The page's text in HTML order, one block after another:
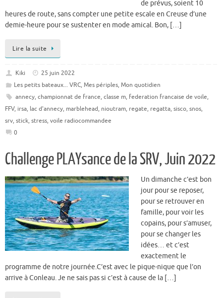
de prévus, soient 10
heures de route, sans compter une petite escale en Creuse d’une
demie-heure pour se sustenter en mode amical. Bon, […]
Lire la suite
Kiki
25 juin 2022
Les petits bateaux... VRC, Mes périples, Mon quotidien
annecy, championnat de france, classe m, federation francaise de voile,
FFV, irsa, lac d'annecy, marblehead, nioutram, regate, regatta, sisco, snos,
srv, stick, stress, voile radiocommandee
0
Challenge PLAYsance de la SRV, Juin 2022
Un dimanche c’est bon
jour pour se reposer,
pour se retrouver en
famille, pour voir les
copains, pour s’amuser,
pour se changer les
idées… et c’est
exactement le
programme de notre journée.C’est avec le pique-nique que l’on
arrive à Conleau. Je ne sais pas si c’est à cause de la […]